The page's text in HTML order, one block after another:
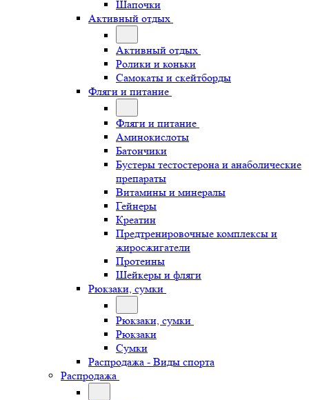
Шапочки
Активный отдых
Активный отдых
Ролики и коньки
Самокаты и скейтборды
Фляги и питание
Фляги и питание
Аминокислоты
Батончики
Бустеры тестостерона и анаболические
препараты
Витамины и минералы
Гейнеры
Креатин
Предтренировочные комплексы и
жиросжигатели
Протеины
Шейкеры и фляги
Рюкзаки, сумки
Рюкзаки, сумки
Рюкзаки
Сумки
Распродажа - Виды спорта
Распродажа